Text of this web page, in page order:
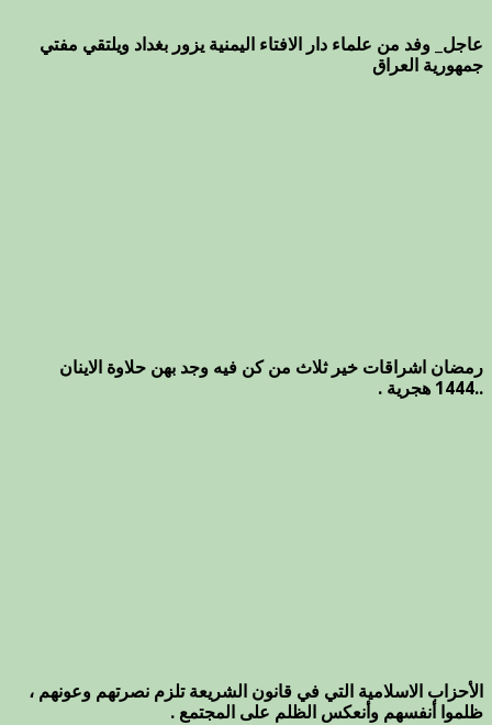
عاجل_ وفد من علماء دار الافتاء اليمنية يزور بغداد ويلتقي مفتي
جمهورية العراق
رمضان اشراقات خير ثلاث من كن فيه وجد بهن حلاوة الاينان
..1444 هجرية .
الأحزاب الاسلامية التي في قانون الشريعة تلزم نصرتهم وعونهم ،
ظلموا أنفسهم وأنعكس الظلم على المجتمع .